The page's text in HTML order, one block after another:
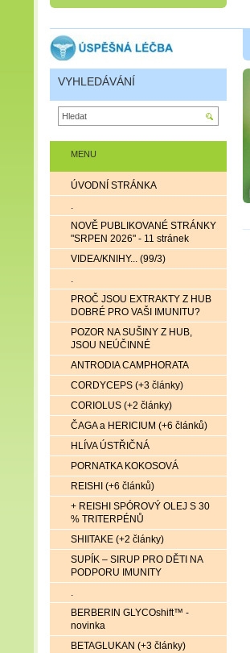
MENU
ÚVODNÍ STRÁNKA
.
NOVĚ PUBLIKOVANÉ STRÁNKY
"SRPEN 2026" - 11 stránek
VIDEA/KNIHY... (99/3)
.
PROČ JSOU EXTRAKTY Z HUB
DOBRÉ PRO VAŠI IMUNITU?
POZOR NA SUŠINY Z HUB,
JSOU NEÚČINNÉ
ANTRODIA CAMPHORATA
CORDYCEPS (+3 články)
CORIOLUS (+2 články)
ČAGA a HERICIUM (+6 článků)
HLÍVA ÚSTŘIČNÁ
PORNATKA KOKOSOVÁ
REISHI (+6 článků)
+ REISHI SPÓROVÝ OLEJ S 30
% TRITERPÉNŮ
SHIITAKE (+2 články)
SUPÍK – SIRUP PRO DĚTI NA
PODPORU IMUNITY
.
BERBERIN GLYCOshift™ -
novinka
BETAGLUKAN (+3 články)
VYHLEDÁVÁNÍ